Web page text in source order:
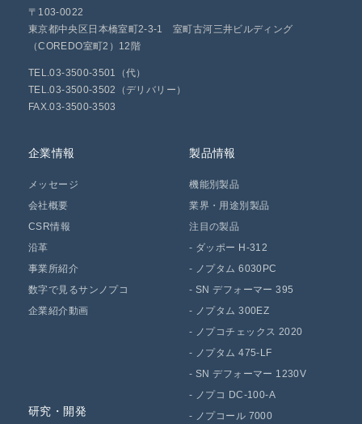
〒103-0022
東京都中央区日本橋室町2-3-1 室町古河三井ビルディング
（COREDO室町2）12階
TEL.03-3500-3501（代）
TEL.03-3500-3502（デリバリー）
FAX.03-3500-3503
企業情報
メッセージ
会社概要
CSR情報
沿革
事業所紹介
数字で見るサンノプコ
企業紹介動画
製品情報
機能別製品
業界・用途別製品
注目の製品
- ダッポー H-312
- ノプタム 6030PC
-SN デフォーマー 395
- ノプタム 300EZ
- ノプコチェックス 2020
- ノプタム 475-LF
-SN デフォーマー 1230V
- ノプコ DC-100-A
- ノプコール 7000
研究・開発